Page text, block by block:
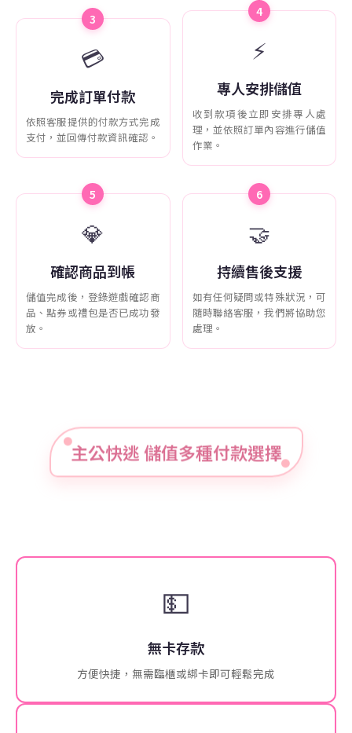
3
💳
完成訂單付款
依照客服提供的付款方式完成
支付，並回傳付款資訊確認。
4
⚡
專人安排儲值
收到款項後立即安排專人處
理，並依照訂單內容進行儲值
作業。
5
💎
確認商品到帳
儲值完成後，登錄遊戲確認商
品、點券或禮包是否已成功發
放。
6
🤝
持續售後支援
如有任何疑問或特殊狀況，可
隨時聯絡客服，我們將協助您
處理。
主公快逃 儲值多種付款選擇
💵
無卡存款
方便快捷，無需臨櫃或綁卡即可輕鬆完成